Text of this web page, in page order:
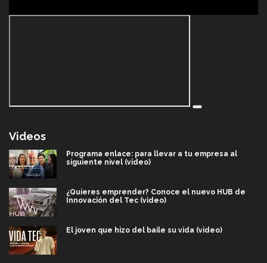
Videos
Programa enlace: para llevar a tu empresa al
siguiente nivel (video)
¿Quieres emprender? Conoce el nuevo HUB de
Innovación del Tec (video)
El joven que hizo del baile su vida (video)